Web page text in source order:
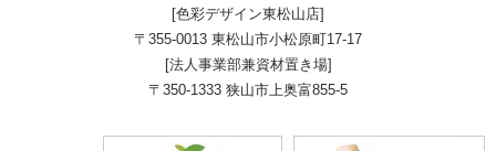
[色彩デザイン東松山店]
〒355-0013 東松山市小松原町17-17
[法人事業部兼資材置き場]
〒350-1333 狭山市上奥富855-5